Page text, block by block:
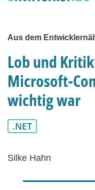
Aus dem
Lob und
Microsoft-
wichtig war
.NET
Silke Hahn